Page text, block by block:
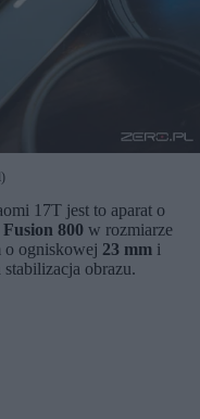
17T jest to aparat o
800 w rozmiarze
o ogniskowej 23 mm i
obrazu.